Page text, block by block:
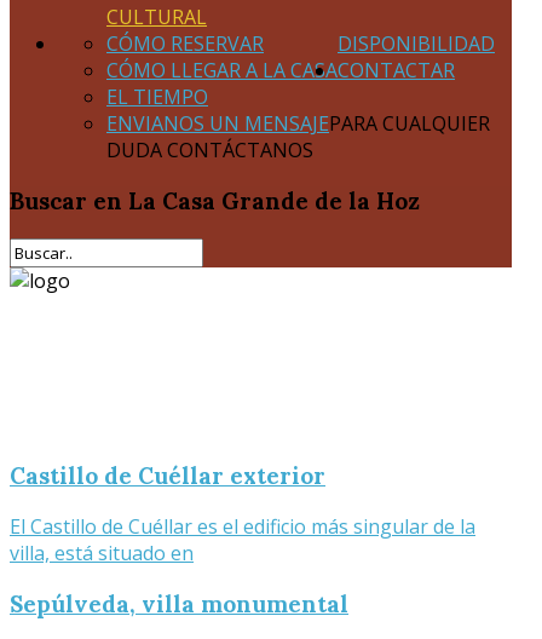
CULTURAL
DISPONIBILIDAD
CÓMO RESERVAR
CÓMO LLEGAR A LA CASA
EL TIEMPO
CONTACTAR
ENVIANOS UN MENSAJEPARA CUALQUIER
DUDA CONTÁCTANOS
Buscar en La Casa Grande de la Hoz
Castillo de Cuéllar exterior
El Castillo de Cuéllar es el edificio más singular de la
villa, está situado en
Sepúlveda, villa monumental